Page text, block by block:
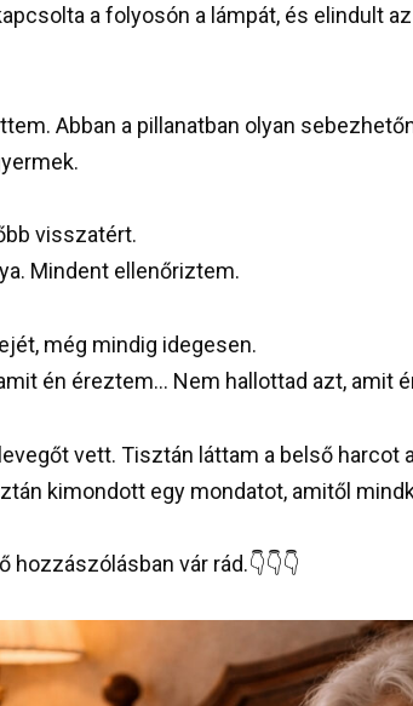
a folyosón a lámpát, és elindult
Abban a pillanatban olyan
visszatért.
Mindent ellenőriztem.
még mindig idegesen.
én éreztem… Nem hallottad azt, amit
vett. Tisztán láttam a belső harcot
kimondott egy mondatot, amitől
vár rád.👇👇👇